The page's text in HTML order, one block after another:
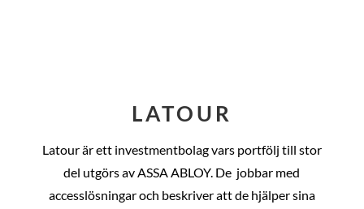
LATOUR
Latour är ett investmentbolag vars portfölj till stor
del utgörs av ASSA ABLOY. De jobbar med
accesslösningar och beskriver att de hjälper sina